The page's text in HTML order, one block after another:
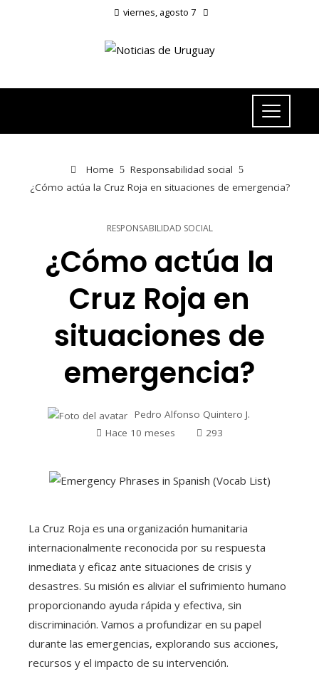
viernes, agosto 7
Home
Responsabilidad social
¿Cómo actúa la Cruz Roja en situaciones de emergencia?
RESPONSABILIDAD SOCIAL
¿Cómo actúa la
Cruz Roja en
situaciones de
emergencia?
Pedro Alfonso Quintero J.
Hace 10 meses
293
La Cruz Roja es una organización humanitaria
internacionalmente reconocida por su respuesta
inmediata y eficaz ante situaciones de crisis y
desastres. Su misión es aliviar el sufrimiento humano
proporcionando ayuda rápida y efectiva, sin
discriminación. Vamos a profundizar en su papel
durante las emergencias, explorando sus acciones,
recursos y el impacto de su intervención.